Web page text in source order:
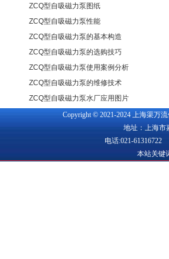
ZCQ型自吸磁力泵图纸
ZCQ型自吸磁力泵性能
ZCQ型自吸磁力泵的基本构造
ZCQ型自吸磁力泵的选购技巧
ZCQ型自吸磁力泵使用案例分析
ZCQ型自吸磁力泵的维修技术
ZCQ型自吸磁力泵水厂应用图片
Copyright © 2021-2024 上海渠万
地址：上海
电话:021-
本站关键